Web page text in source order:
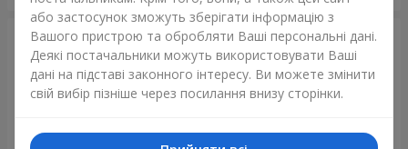
або застосунок зможуть зберігати інформацію з
Вашого пристрою та обробляти Ваші персональні дані.
Деякі постачальники можуть використовувати Ваші
дані на підставі законного інтересу. Ви можете змінити
свій вибір пізніше через посилання внизу сторінки.